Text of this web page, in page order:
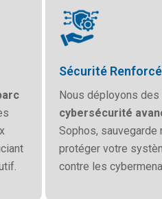
Sécurité
Nous déployons
cybersécurité
Sophos, sauvegarde
protéger votre
contre les